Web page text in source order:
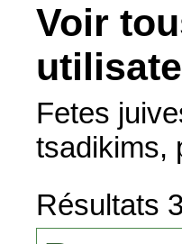
Voir
Fetes
tsadikims,
Résultats